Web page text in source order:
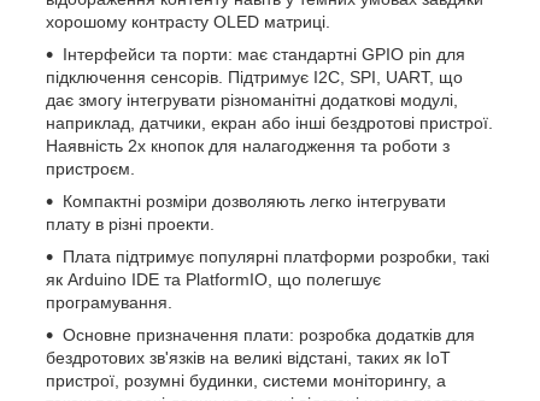
хорошому контрасту OLED матриці.
Інтерфейси та порти: має стандартні GPIО pin для
підключення сенсорів. Підтримує I2C, SPI, UART, що
дає змогу інтегрувати різноманітні додаткові модулі,
наприклад, датчики, екран або інші бездротові пристрої.
Наявність 2x кнопок для налагодження та роботи з
пристроєм.
Компактні розміри дозволяють легко інтегрувати
плату в різні проекти.
Плата підтримує популярні платформи розробки, такі
як Arduino IDE та PlatformIO, що полегшує
програмування.
Основне призначення плати: розробка додатків для
бездротових зв'язків на великі відстані, таких як IoT
пристрої, розумні будинки, системи моніторингу, а